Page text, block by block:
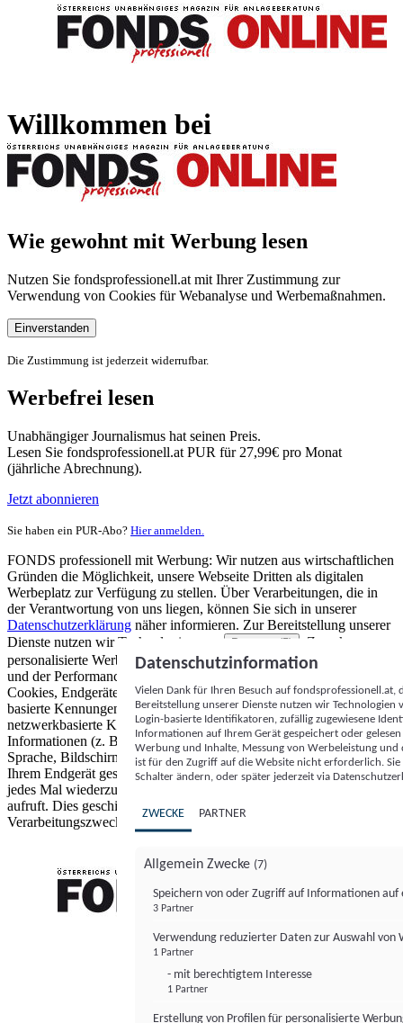
Willkommen bei
Wie gewohnt mit Werbung lesen
Nutzen Sie fondsprofessionell.at mit Ihrer Zustimmung zur
Verwendung von Cookies für Webanalyse und Werbemaßnahmen.
Einverstanden
Die Zustimmung ist jederzeit widerrufbar.
Werbefrei lesen
Unabhängiger Journalismus hat seinen Preis.
Lesen Sie fondsprofessionell.at PUR für 27,99€ pro Monat
(jährliche Abrechnung).
Jetzt abonnieren
Sie haben ein PUR-Abo? Hier anmelden.
FONDS professionell mit Werbung: Wir nutzen aus wirtschaftlichen
Gründen die Möglichkeit, unsere Webseite Dritten als digitalen
Werbeplatz zur Verfügung zu stellen. Über Verarbeitungen, die in
der Verantwortung von uns liegen, können Sie sich in unserer
Datenschutzerklärung näher informieren. Zur Bereitstellung unserer
Dienste nutzen wir Technologien von
Partnern (5)
. Zwecke:
personalisierte Werbung und Inhalte, Messung von Werbeleistung
und der Performance von Inhalten sowie Zielgruppenforschung.
Cookies, Endgeräte- oder ähnliche Online-Kennungen (z. B. login-
basierte Kennungen, zufällig generierte Kennungen,
netzwerkbasierte Kennungen) können zusammen mit anderen
Informationen (z. B. Browsertyp und Browserinformationen,
Sprache, Bildschirmgröße, unterstützte Technologien usw.) auf
Ihrem Endgerät gespeichert oder von dort ausgelesen werden, um es
jedes Mal wiederzuerkennen, wenn es eine App oder einer Webseite
aufruft. Dies geschieht für einen oder mehrere der hier aufgeführten
Verarbeitungszwecke.
Datenschutzinformation
Vielen Dank für Ihren Besuch auf
Bereitstellung unserer Dienste nutzen wir Technologien
Login-basierte Identifikatoren, zufällig zugewiesene
Informationen auf Ihrem Gerät gespeichert oder
Werbung und Inhalte, Messung von Werbeleistung
ist für den Zugriff auf die Website nicht erforderlich.
Schalter ändern, oder später jederzeit via
ZWECKE PARTNER
Allgemein Zwecke (7)
Speichern von oder Zugriff auf Informationen auf
3 Partner
Verwendung reduzierter Daten zur Auswahl von
1 Partner
- mit berechtigtem Interesse
1 Partner
Erstellung von Profilen für personalisierte
FONDS professionell